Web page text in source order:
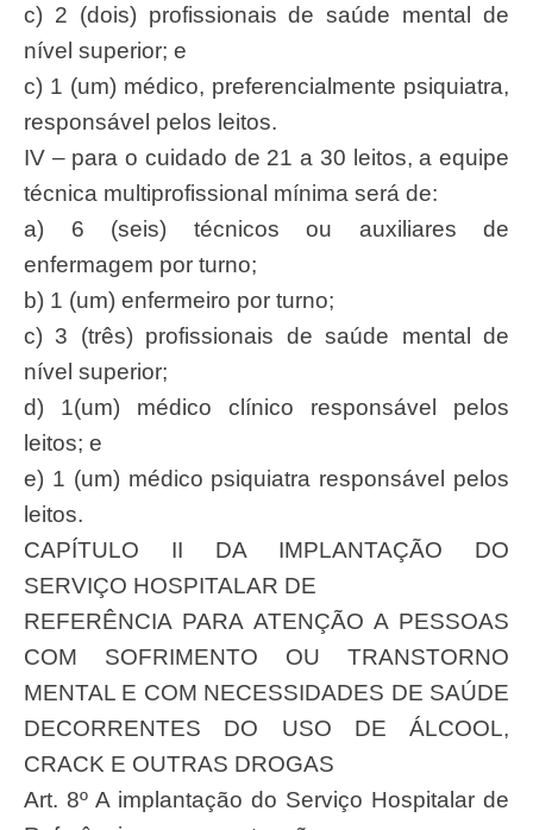
c) 2 (dois) profissionais de saúde mental de
nível superior; e
c) 1 (um) médico, preferencialmente psiquiatra,
responsável pelos leitos.
IV – para o cuidado de 21 a 30 leitos, a equipe
técnica multiprofissional mínima será de:
a) 6 (seis) técnicos ou auxiliares de
enfermagem por turno;
b) 1 (um) enfermeiro por turno;
c) 3 (três) profissionais de saúde mental de
nível superior;
d) 1(um) médico clínico responsável pelos
leitos; e
e) 1 (um) médico psiquiatra responsável pelos
leitos.
CAPÍTULO II DA IMPLANTAÇÃO DO
SERVIÇO HOSPITALAR DE
REFERÊNCIA PARA ATENÇÃO A PESSOAS
COM SOFRIMENTO OU TRANSTORNO
MENTAL E COM NECESSIDADES DE SAÚDE
DECORRENTES DO USO DE ÁLCOOL,
CRACK E OUTRAS DROGAS
Art. 8º A implantação do Serviço Hospitalar de